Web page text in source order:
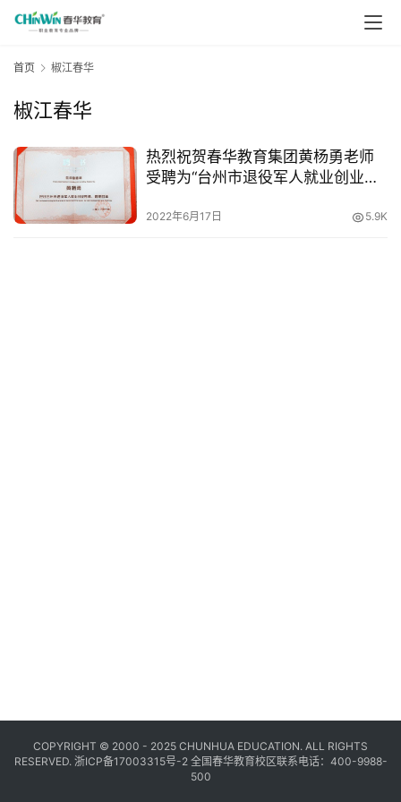
首页 椒江春华
椒江春华
热烈祝贺春华教育集团黄杨勇老师
受聘为“台州市退役军人就业创业导
2022年6月17日 5.9K
COPYRIGHT © 2000 - 2025 CHUNHUA EDUCATION. ALL RIGHTS
RESERVED. 浙ICP备17003315号-2全国春华教育校区联系电话：400-9988-
500